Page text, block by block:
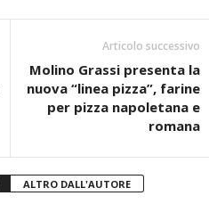
Articolo successivo
Molino Grassi presenta la
nuova “linea pizza”, farine
per pizza napoletana e
romana
ALTRO DALL'AUTORE